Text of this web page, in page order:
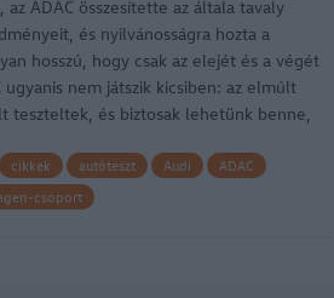
ADAC összesítette az általa tavaly
és nyilvánosságra hozta a
hosszú, hogy csak az elejét és a végét
ugyanis nem játszik kicsiben: az elmúlt
teszteltek, és biztosak lehetünk benne,
cikkek autóteszt Audi
ADAC
csoport